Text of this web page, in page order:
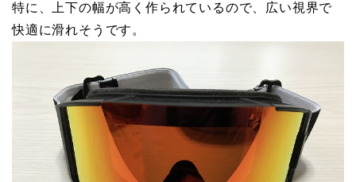
特に、上下の幅が高く作られているので、広い視界で
快適に滑れそうです。